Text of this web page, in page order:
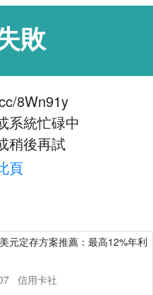
敗
8Wn91y
系統忙碌中
稍後再試
頁
元定存方案推薦：最高12%年利
信用卡社